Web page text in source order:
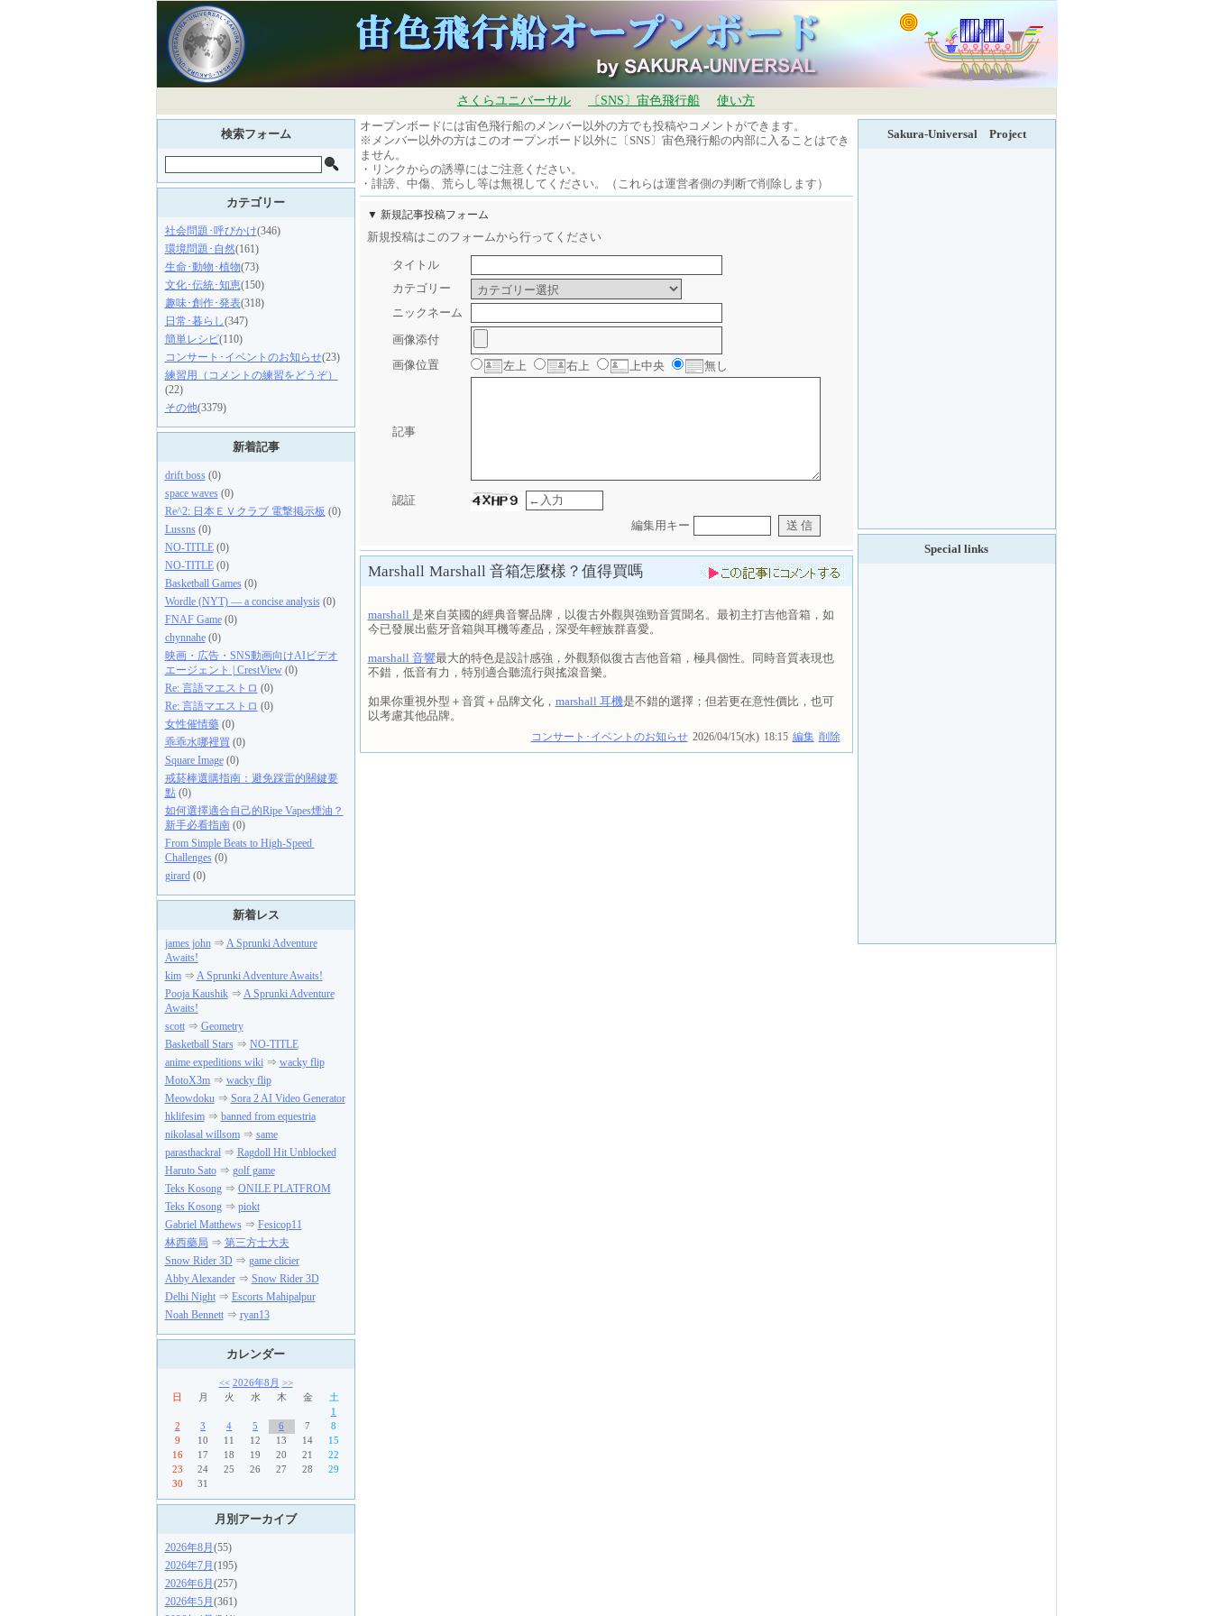
さくらユニバーサル 〔SNS〕宙色飛行船
使い方
オープンボードには宙色飛行船のメンバー以外の方でも投稿やコメントができます。
※メンバー以外の方はこのオープンボード以外に〔SNS〕宙色飛行船の内部に入ることはでき
ません。
・リンクからの誘導にはご注意ください。
・誹謗、中傷、荒らし等は無視してください。（これらは運営者側の判断で削除します）
▼ 新規記事投稿フォーム
新規投稿はこのフォームから行ってください
タイトル
カテゴリー
ニックネーム
画像添付
画像位置
左上 右上 上中央 無し
記事
認証
編集用キー
Marshall Marshall 音箱怎麼樣？值得買嗎
marshall 是來自英國的經典音響品牌，以復古外觀與強勁音質聞名。最初主打吉他音箱，如
今已發展出藍牙音箱與耳機等產品，深受年輕族群喜愛。
marshall 音響最大的特色是設計感強，外觀類似復古吉他音箱，極具個性。同時音質表現也
不錯，低音有力，特別適合聽流行與搖滾音樂。
如果你重視外型＋音質＋品牌文化， marshall 耳機是不錯的選擇；但若更在意性價比，也可
以考慮其他品牌。
コンサート･イベントのお知らせ 2026/04/15(水) 18:15 編集 削除
検索フォーム
カテゴリー
社会問題･呼びかけ(346)
環境問題･自然(161)
生命･動物･植物(73)
文化･伝統･知恵(150)
趣味･創作･発表(318)
日常･暮らし(347)
簡単レシピ(110)
コンサート･イベントのお知らせ(23)
練習用（コメントの練習をどうぞ）
(22)
その他(3379)
新着記事
drift boss(0)
space waves(0)
Re^2: 日本ＥＶクラブ 電撃掲示板 (0)
Lussns(0)
NO-TITLE(0)
NO-TITLE(0)
Basketball Games(0)
Wordle (NYT) — a concise analysis(0)
FNAF Game(0)
chynnahe(0)
映画・広告・SNS動画向けAIビデオ
エージェント | CrestView(0)
Re: 言語マエストロ (0)
Re: 言語マエストロ (0)
女性催情藥(0)
乖乖水哪裡買 (0)
Square Image(0)
戒菸棒選購指南：避免踩雷的關鍵要
點(0)
如何選擇適合自己的Ripe Vapes煙油？
新手必看指南(0)
From Simple Beats to High-Speed ​​
Challenges(0)
girard(0)
新着レス
james john⇒ A Sprunki Adventure
Awaits!
kim⇒ A Sprunki Adventure Awaits!
Pooja Kaushik⇒ A Sprunki Adventure
Awaits!
scott⇒ Geometry
Basketball Stars⇒ NO-TITLE
anime expeditions wiki⇒ wacky flip
MotoX3m⇒ wacky flip
Meowdoku⇒ Sora 2 AI Video Generator
hklifesim⇒ banned from equestria
nikolasal willsom⇒ same
parasthackral⇒ Ragdoll Hit Unblocked
Haruto Sato⇒ golf game
Teks Kosong⇒ ONILE PLATFROM
Teks Kosong⇒ piokt
Gabriel Matthews⇒ Fesicop11
林西藥局 ⇒ 第三方士大夫
Snow Rider 3D⇒ game clicier
Abby Alexander⇒ Snow Rider 3D
Delhi Night⇒ Escorts Mahipalpur
Noah Bennett⇒ ryan13
カレンダー
<< 2026年8月 >>
日
月 火 水 木 金
土
1
2
3 4 5 6 7
8
9
10 11 12 13 14
15
16
17 18 19 20 21
22
23
24 25 26 27 28
29
30
31
月別アーカイブ
2026年8月 (55)
2026年7月 (195)
2026年6月 (257)
2026年5月 (361)
Sakura-Universal Project
Special links